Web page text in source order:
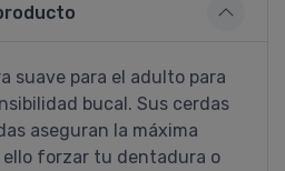
suave para el adulto para
bucal. Sus cerdas
aseguran la máxima
ello forzar tu dentadura o